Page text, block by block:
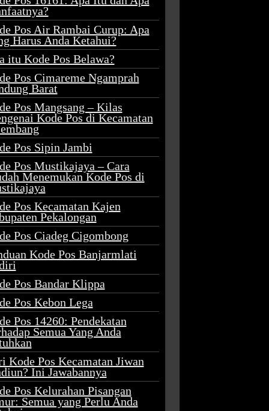
Pos Air Rambai Curup: Apa
Harus Anda Ketahui?
itu Kode Pos Belawa?
Pos Cimareme Ngamprah
Barat
Pos Mangsang – Kilas
Kode Pos di Kecamatan
Pos Sipin Jambi
Pos Mustikajaya – Cara
Menemukan Kode Pos di
Pos Kecamatan Kajen
Pekalongan
Pos Ciadeg Cigombong
Kode Pos Banjarmlati
Pos Bandar Klippa
Pos Kebon Lega
Pos 14260: Pendekatan
Semua Yang Anda
Kode Pos Kecamatan Jiwan
Ini Jawabannya
Pos Kelurahan Pisangan
Semua yang Perlu Anda